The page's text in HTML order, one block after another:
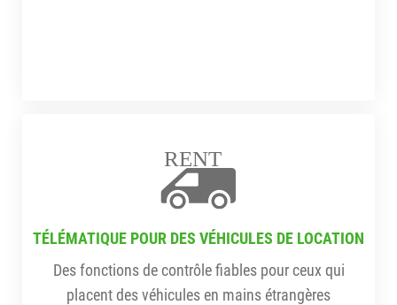
RENT
TÉLÉMATIQUE POUR DES VÉHICULES DE LOCATION
Des fonctions de contrôle fiables pour ceux qui
placent des véhicules en mains étrangères